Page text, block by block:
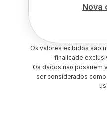
Nova
Os valores exibidos são
finalidade
Os dados não possuem
ser considerados